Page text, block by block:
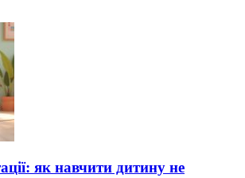
як навчити дитину не